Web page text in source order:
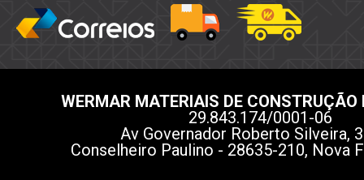
WERMAR MATERIAIS DE CONSTRUÇÃO
29.843.174/0001-06
Av Governador Roberto Silveira,
Conselheiro Paulino - 28635-210, Nova